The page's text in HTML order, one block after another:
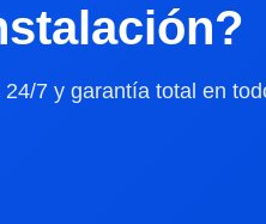
7 y garantía total en